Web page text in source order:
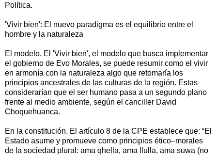
Política.
'Vivir bien': El nuevo paradigma es el equilibrio entre el
hombre y la naturaleza
El modelo. El 'Vivir bien', el modelo que busca implementar
el gobierno de Evo Morales, se puede resumir como el vivir
en armonía con la naturaleza algo que retomaría los
principios ancestrales de las culturas de la región. Estas
considerarían que el ser humano pasa a un segundo plano
frente al medio ambiente, según el canciller David
Choquehuanca.
En la constitución. El artículo 8 de la CPE establece que: “El
Estado asume y promueve como principios ético–morales
de la sociedad plural: ama qhella, ama llulla, ama suwa (no